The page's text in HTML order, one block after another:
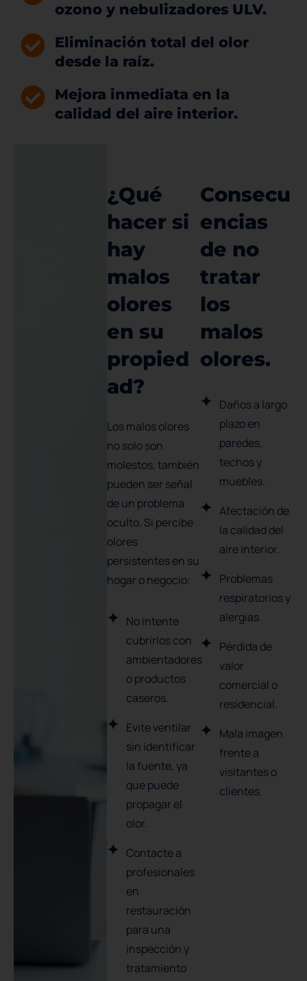
ozono y nebulizadores ULV.
Eliminación total del olor
desde la raíz.
Mejora inmediata en la
calidad del aire interior.
¿Qué
hacer si
hay
malos
olores
en su
propied
ad?
Los malos olores
no solo son
molestos, también
pueden ser señal
de un problema
oculto. Si percibe
olores
persistentes en su
hogar o negocio:
No intente
cubrirlos con
ambientadores
o productos
caseros.
Evite ventilar
sin identificar
la fuente, ya
que puede
propagar el
olor.
Contacte a
profesionales
en
restauración
para una
inspección y
tratamiento
Consecu
encias
de no
tratar
los
malos
olores.
Daños a largo
plazo en
paredes,
techos y
muebles.
Afectación de
la calidad del
aire interior.
Problemas
respiratorios y
alergias.
Pérdida de
valor
comercial o
residencial.
Mala imagen
frente a
visitantes o
clientes.